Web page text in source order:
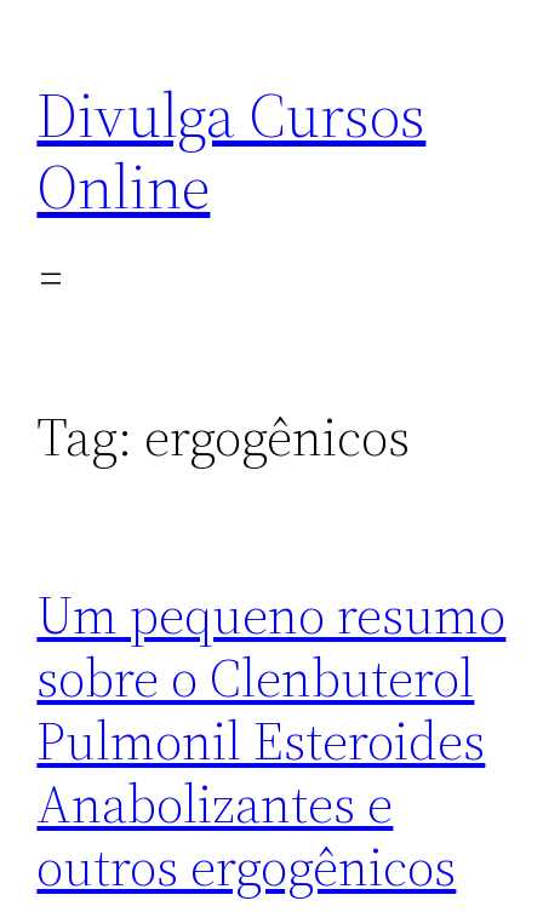
conteúdo
Divulga Cursos
Online
Tag: ergogênicos
Um pequeno resumo
sobre o Clenbuterol
Pulmonil Esteroides
Anabolizantes e
outros ergogênicos